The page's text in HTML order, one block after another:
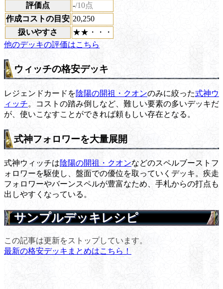
評価点 -/10点
作成コストの目安 20,250
扱いやすさ
★★・・・
他のデッキの評価はこちら
ウィッチの格安デッキ
レジェンドカードを陰陽の開祖・クオンのみに絞った式神ウ
ィッチ。コストの踏み倒しなど、難しい要素の多いデッキだ
が、使いこなすことができれば頼もしい存在となる。
式神フォロワーを大量展開
式神ウィッチは陰陽の開祖・クオンなどのスペルブーストフ
ォロワーを駆使し、盤面での優位を取っていくデッキ。疾走
フォロワーやバーンスペルが豊富なため、手札からの打点も
出しやすくなっている。
サンプルデッキレシピ
この記事は更新をストップしています。
最新の格安デッキまとめはこちら！